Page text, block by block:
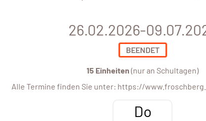
26.02.2026-
BEENDET
15 Einheiten (nur an Schultagen)
Alle Termine finden Sie unter: https://
Do